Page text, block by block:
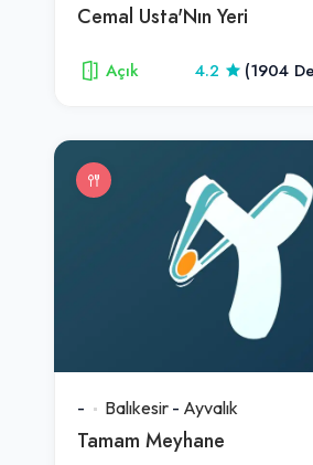
Cemal Usta'Nın Yeri
Açık 4.2 (1904
- Balıkesir - Ayvalık
Tamam Meyhane